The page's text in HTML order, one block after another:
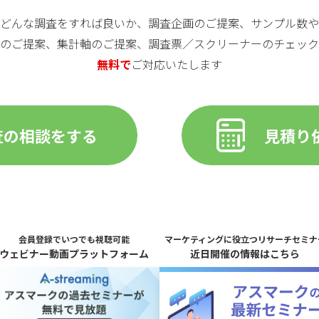
どんな調査をすれば良いか、 調査企画のご提案、サンプル数や
ご提案、集計軸のご提案、 調査票／スクリーナーのチェッ
無料でご対応いたします
相談をする 見積り
会員登録でいつでも視聴可能
ウェビナー動画プラットフォーム
マーケティングに役立つリサーチセミナ
近日開催の情報はこちら